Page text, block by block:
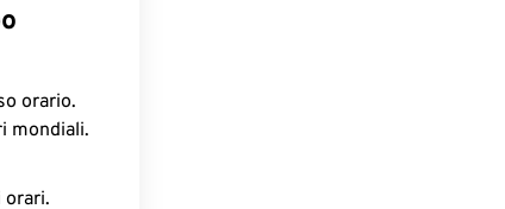
orario.
mondiali.